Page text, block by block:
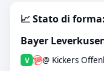
📈 Stato di
Bayer
V @ Kickers